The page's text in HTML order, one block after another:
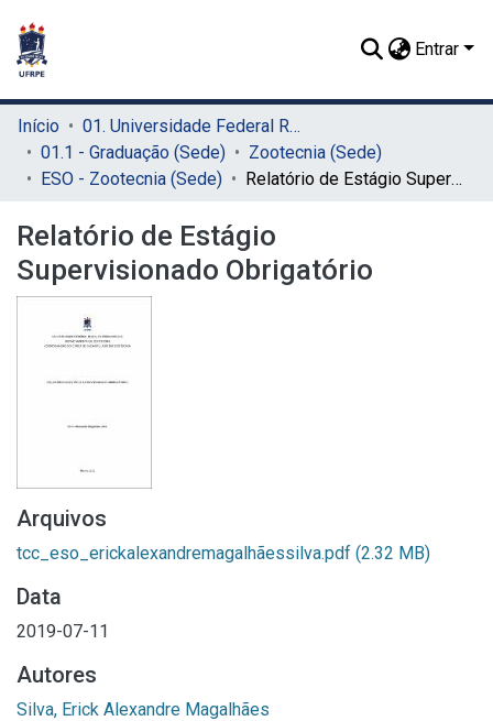
Entrar
Início
01. Universidade Federal Rural de Pernambuco - UFRPE (Sede)
01.1 - Graduação (Sede)
Zootecnia (Sede)
ESO - Zootecnia (Sede)
Relatório de Estágio Supervisionado Obrigatório
Relatório de Estágio
Supervisionado Obrigatório
Arquivos
tcc_eso_erickalexandremagalhãessilva.pdf (2.32 MB)
Data
2019-07-11
Autores
Silva, Erick Alexandre Magalhães